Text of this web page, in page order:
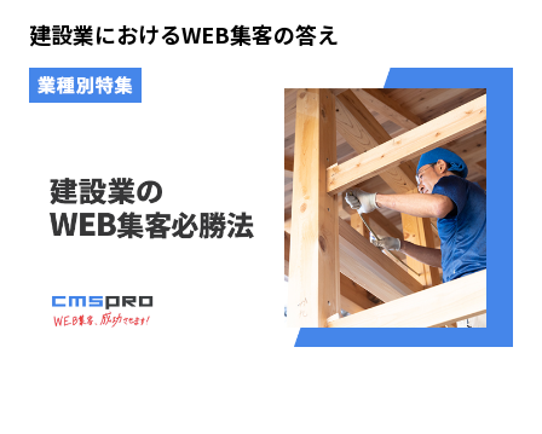
建設業におけるWEB集客の答え